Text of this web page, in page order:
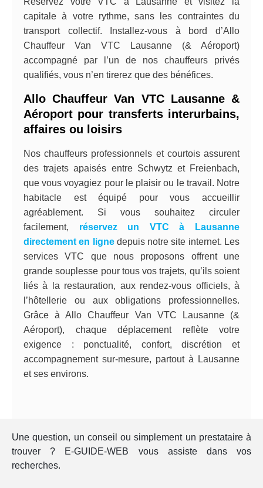
capitale à votre rythme, sans les contraintes du
transport collectif. Installez-vous à bord d’Allo
Chauffeur Van VTC Lausanne (& Aéroport)
accompagné par l’un de nos chauffeurs privés
qualifiés, vous n’en tirerez que des bénéfices.
Allo Chauffeur Van VTC Lausanne &
Aéroport pour transferts interurbains,
affaires ou loisirs
Nos chauffeurs professionnels et courtois assurent
des trajets apaisés entre Schwytz et Freienbach,
que vous voyagiez pour le plaisir ou le travail. Notre
habitacle est équipé pour vous accueillir
agréablement. Si vous souhaitez circuler
facilement, réservez un VTC à Lausanne
directement en lignedepuis notre site internet. Les
services VTC que nous proposons offrent une
grande souplesse pour tous vos trajets, qu’ils soient
liés à la restauration, aux rendez-vous officiels, à
l’hôtellerie ou aux obligations professionnelles.
Grâce à Allo Chauffeur Van VTC Lausanne (&
Aéroport), chaque déplacement reflète votre
exigence : ponctualité, confort, discrétion et
accompagnement sur-mesure, partout à Lausanne
et ses environs.
Une question, un conseil ou simplement un prestataire à
trouver ? E-GUIDE-WEB vous assiste dans vos
recherches.